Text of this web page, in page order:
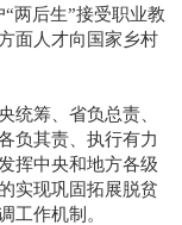
两后生”接受职业教
面人才向国家乡村
筹、省负总责、
负其责、执行有力
挥中央和地方各级
实现巩固拓展脱贫
工作机制。